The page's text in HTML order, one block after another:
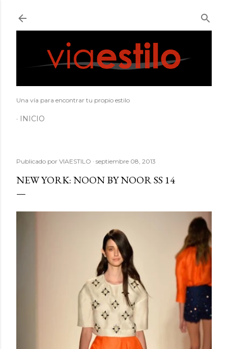
Una vía para encontrar tu propio estilo
INICIO
Publicado por VIAESTILO septiembre 08, 2013
NEW YORK: NOON BY NOOR SS 14